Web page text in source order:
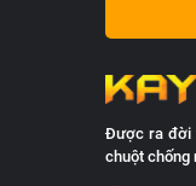
Được ra đời
chuột chống